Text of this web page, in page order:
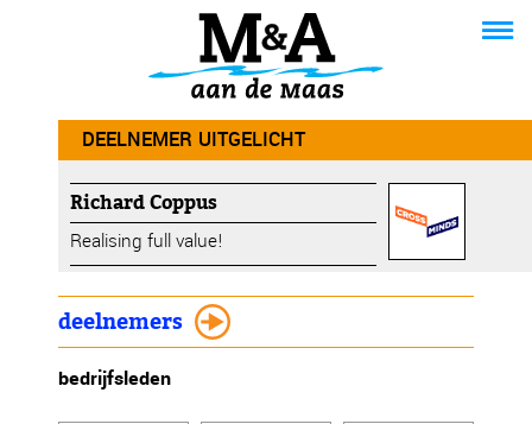
DEELNEMER UITGELICHT
Richard Coppus
Realising full value!
deelnemers
bedrijfsleden